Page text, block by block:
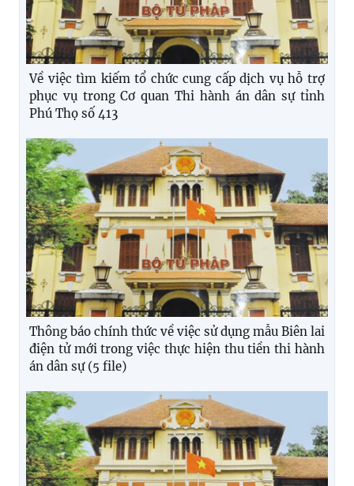
Về việc tìm kiếm tổ chức cung cấp dịch vụ hỗ trợ
phục vụ trong Cơ quan Thi hành án dân sự tỉnh
Phú Thọ số 413
Thông báo chính thức về việc sử dụng mẫu Biên lai
điện tử mới trong việc thực hiện thu tiền thi hành
án dân sự (5 file)